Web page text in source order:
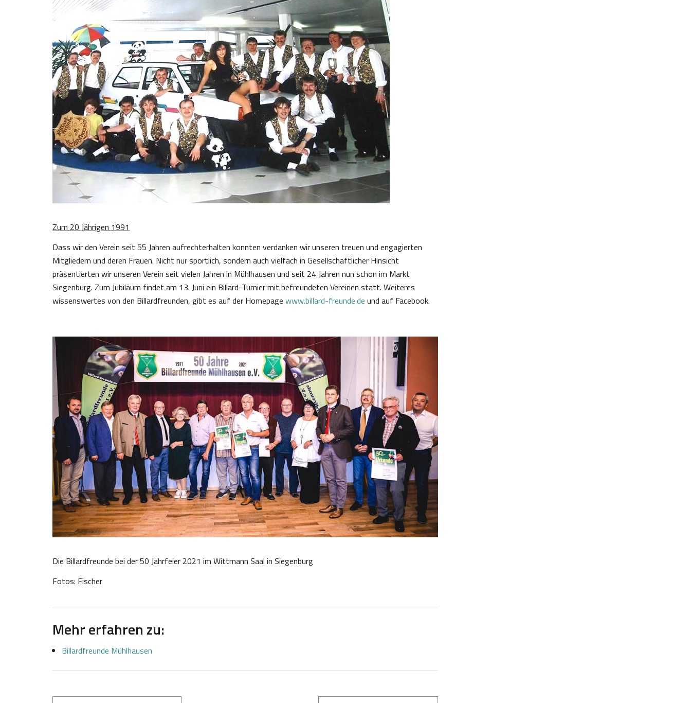
Zum 20 Jährigen 1991
Dass wir den Verein seit 55 Jahren aufrechterhalten konnten verdanken wir unseren treuen und engagierten
Mitgliedern und deren Frauen. Nicht nur sportlich, sondern auch vielfach in Gesellschaftlicher Hinsicht
präsentierten wir unseren Verein seit vielen Jahren in Mühlhausen und seit 24 Jahren nun schon im Markt
Siegenburg. Zum Jubiläum findet am 13. Juni ein Billard-Turnier mit befreundeten Vereinen statt. Weiteres
wissenswertes von den Billardfreunden, gibt es auf der Homepage www.billard-freunde.de und auf Facebook.
Die Billardfreunde bei der 50 Jahrfeier 2021 im Wittmann Saal in Siegenburg
Fotos: Fischer
Mehr erfahren zu:
Billardfreunde Mühlhausen